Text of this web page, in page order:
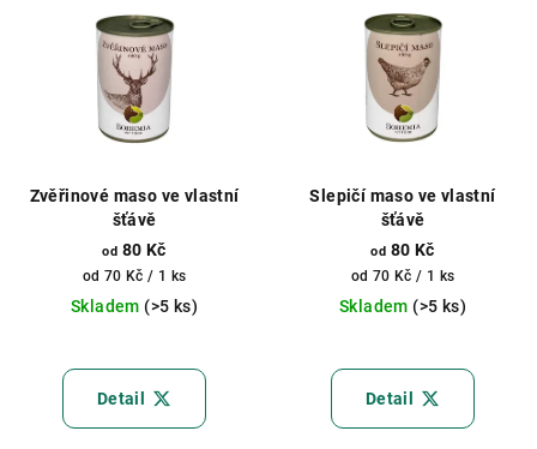
Zvěřinové maso ve vlastní
šťávě
od 80 Kč
Měrná
cena:
od 70 Kč / 1 ks
Skladem (>5 ks)
hodnocení
produktu
Detail
Slepičí maso ve vlastní
šťávě
od 80 Kč
Měrná
cena:
od 70 Kč / 1 ks
Skladem (>5 ks)
Detail